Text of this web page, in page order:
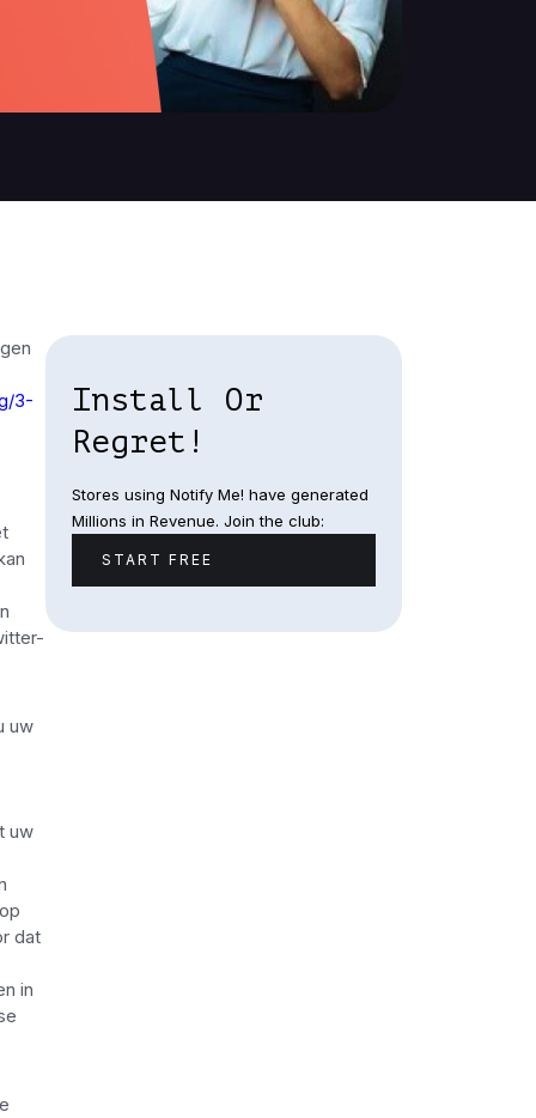
3-
uw
uw
dat
in
Install Or
Regret!
Stores using Notify Me! have generated
Millions in Revenue. Join the club:
START FREE